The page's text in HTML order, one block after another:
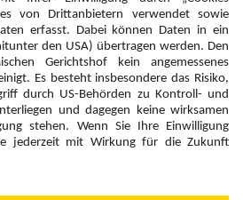
Anmelden